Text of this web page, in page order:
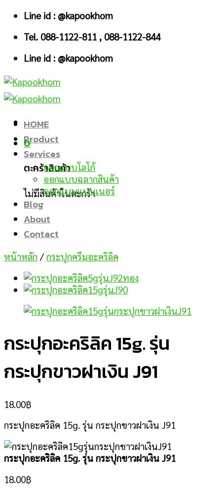
Skip
content
Line id : @kapookhom
Tel. 088-1122-811 , 088-1122-844
Line id : @kapookhom
0
ตะกร้าสินค้า
ไม่มีสินค้าในตะกร้า
HOME
Product
Services
ออกแบบโลโก้
ออกแบบฉลากสินค้า
ออกแบบแบนเนอร์
Blog
About
Contact
หน้าหลัก / กระปุกครีมอะคริลิค
กระปุกอะคริลิค 15g. รุ่น
กระปุกขาวฝาเงิน J91
18.00฿
กระปุกอะคริลิค 15g. รุ่น กระปุกขาวฝาเงิน J91
กระปุกอะคริลิค 15g. รุ่น กระปุกขาวฝาเงิน J91
18.00฿